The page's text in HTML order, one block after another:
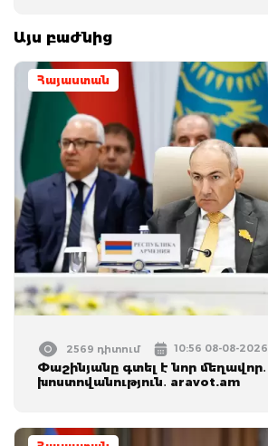
Այս բաժնից
Հայաստան
2569 դիտում 10:56 08-08-2026
Փաշինյանը գտել է նոր
խոստովանություն․ aravot.am